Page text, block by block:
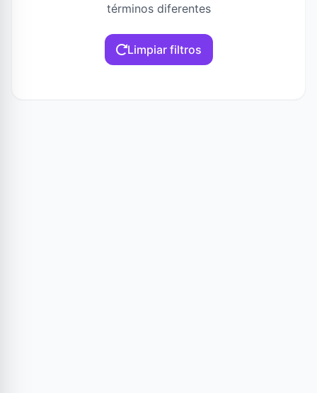
términos diferentes
Limpiar filtros